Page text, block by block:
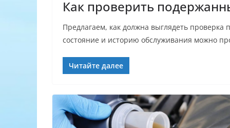
Как проверить
Предлагаем, как должна выглядеть проверка
состояние и историю обслуживания можно
Читайте далее